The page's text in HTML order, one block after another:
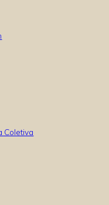
Coletiva